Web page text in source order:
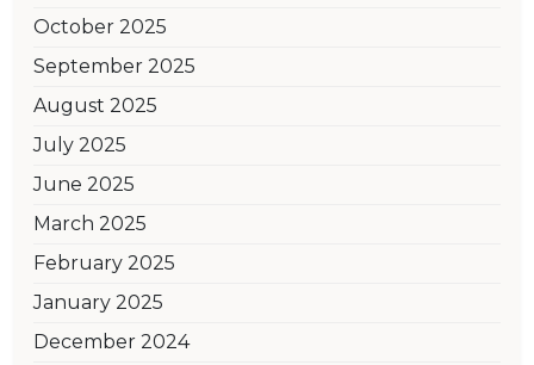
October 2025
September 2025
August 2025
July 2025
June 2025
March 2025
February 2025
January 2025
December 2024